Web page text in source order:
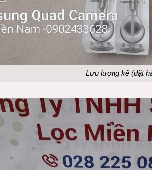
Lưu lượng kế (đặt